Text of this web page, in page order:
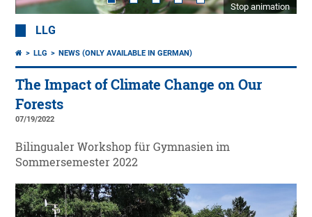
Stop animation
LLG
LLG NEWS (ONLY AVAILABLE IN GERMAN)
The Impact of Climate Change on Our
Forests
07/19/2022
Bilingualer Workshop für Gymnasien im
Sommersemester 2022